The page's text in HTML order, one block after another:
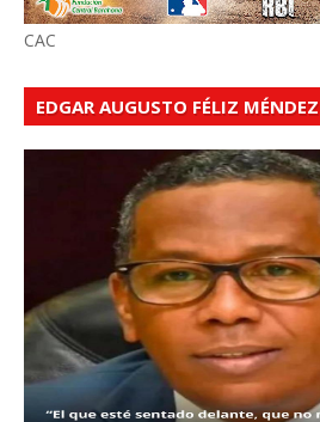
CAC
EDGAR AUGUSTO FÉLIZ MÉNDEZ